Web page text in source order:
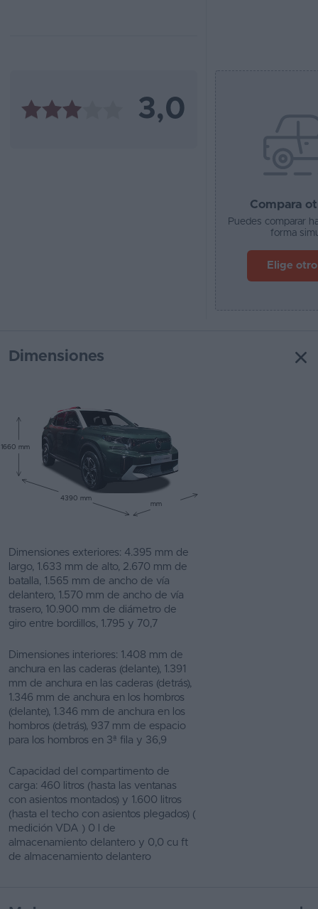
Ventas
3,0
Compara
Puedes comparar
forma
Elige
Dimensiones
1660 mm
4390 mm
mm
Dimensiones exteriores: 4.395 mm de
largo, 1.633 mm de alto, 2.670 mm de
batalla, 1.565 mm de ancho de vía
delantero, 1.570 mm de ancho de vía
trasero, 10.900 mm de diámetro de
giro entre bordillos, 1.795 y 70,7
Dimensiones interiores: 1.408 mm de
anchura en las caderas (delante), 1.391
mm de anchura en las caderas (detrás),
1.346 mm de anchura en los hombros
(delante), 1.346 mm de anchura en los
hombros (detrás), 937 mm de espacio
para los hombros en 3ª fila y 36,9
Capacidad del compartimento de
carga: 460 litros (hasta las ventanas
con asientos montados) y 1.600 litros
(hasta el techo con asientos plegados) (
medición VDA ) 0 l de
almacenamiento delantero y 0,0 cu ft
de almacenamiento delantero